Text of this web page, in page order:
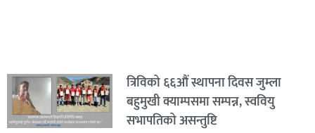
त्रिविको ६६औं स्थापना दिवस जुम्ला
बहुमुखी क्याम्पसमा सम्पन्न, स्ववियु
सभापतिको असन्तुष्टि